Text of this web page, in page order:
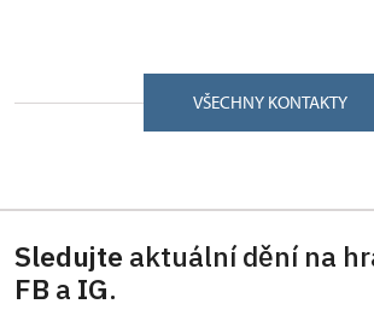
VŠECHNY KONTAKTY
Sledujte aktuální dění na
FB a IG.